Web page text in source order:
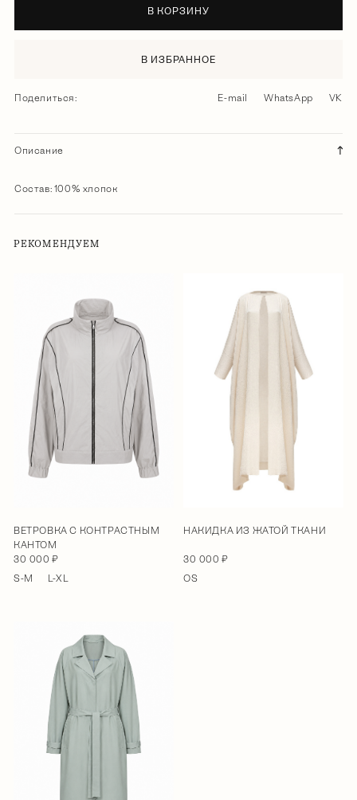
В КОРЗИНУ
В ИЗБРАННОЕ
Поделиться: E-mail WhatsApp VK
Описание
Состав: 100% хлопок
РЕКОМЕНДУЕМ
ВЕТРОВКА С КОНТРАСТНЫМ
КАНТОМ
30 000 ₽
S-M
L-XL
НАКИДКА ИЗ ЖАТОЙ ТКАНИ
30 000 ₽
OS